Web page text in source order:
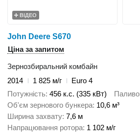
ВІДЕО
John Deere S670
Ціна за запитом
Зернозбиральний комбайн
2014
1 825 м/г
Euro 4
Потужність 456 к.с. (335 кВт) Паливо
Об'єм зернового бункера 10,6 м³
Ширина захвату 7,6 м
Напрацювання ротора 1 102 м/г